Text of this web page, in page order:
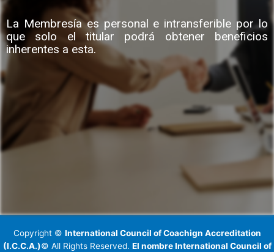
La Membresía es personal e intransferible por lo
que solo el titular podrá obtener beneficios
inherentes a esta.
Copyright © International Council of Coachign Accreditation
(I.C.C.A.)© All Rights Reserved. El nombre International Council of